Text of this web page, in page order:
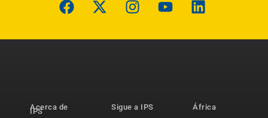
Acerca de
IPS
Sigue a IPS
África